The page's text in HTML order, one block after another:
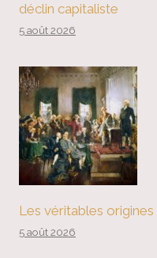
déclin capitaliste
5 août 2026
Les véritables
5 août 2026